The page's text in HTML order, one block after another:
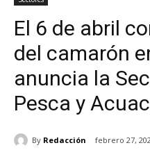
El 6 de abril
del camarón
anuncia la
Pesca y
By Redacción febrero 27,